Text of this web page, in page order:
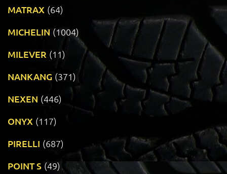
MATRAX (64)
MICHELIN (1004)
MILEVER (11)
NANKANG (371)
NEXEN (446)
ONYX (117)
PIRELLI (687)
POINT S (49)